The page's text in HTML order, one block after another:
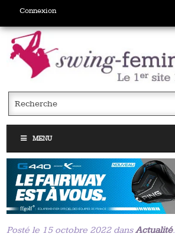
Connexion
MENU
Posté le 15 octobre 2022 dansActualité.